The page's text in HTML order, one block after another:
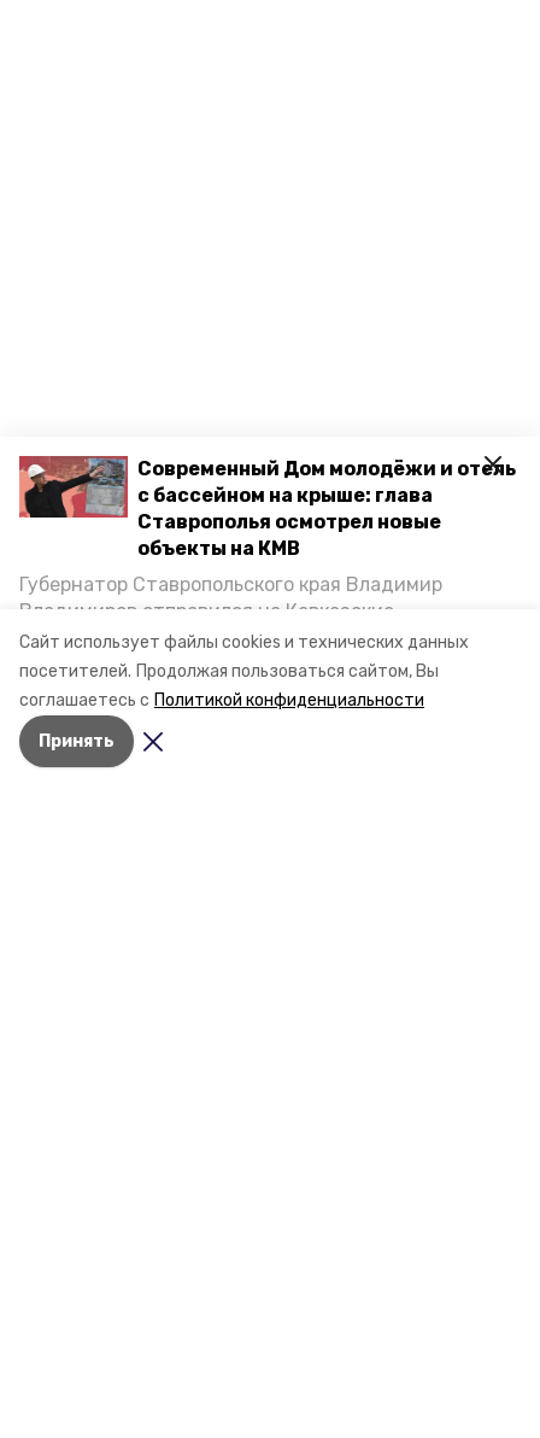
Сайт использует файлы cookies и технических данных
посетителей. Продолжая пользоваться сайтом, Вы
соглашаетесь с Политикой конфиденциальности
Принять
Современный Дом молодёжи и отель
с бассейном на крыше: глава
Ставрополья осмотрел новые
объекты на КМВ
Губернатор Ставропольского края Владимир
Владимиров отправился на Кавказские
Минеральные Воды, чтобы проинспектировать
строительство объектов в Кисловодске и
Минводах, а также выслушать предложения о
постройке новых точек притяжения для местных
жителей. Подробнее — в материале «Победы26».
Разделы